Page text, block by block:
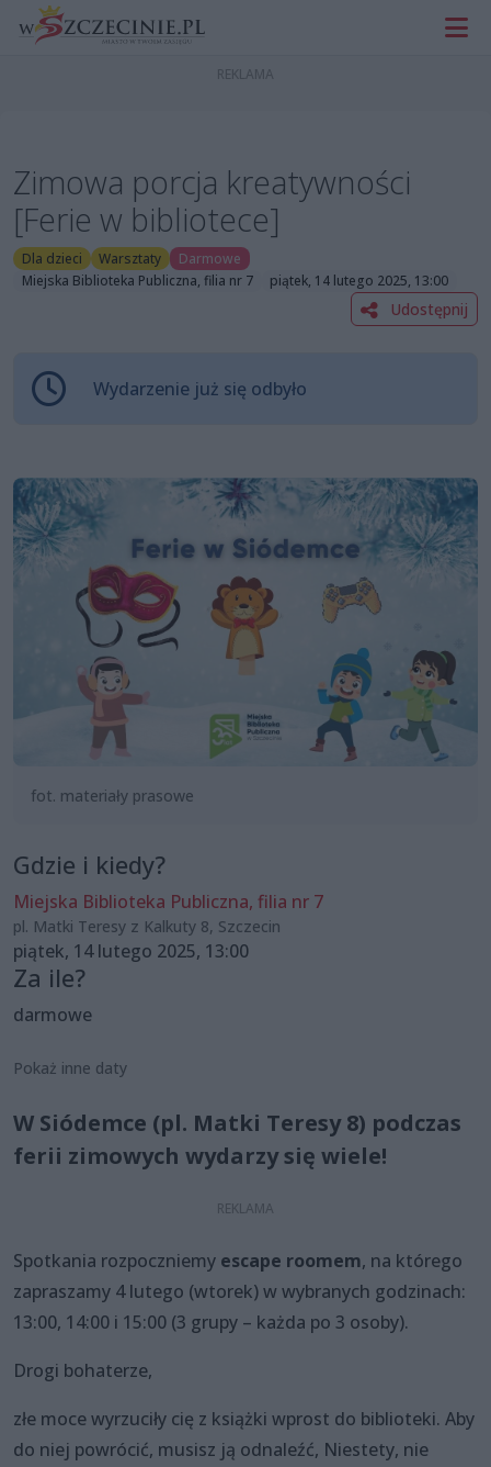
Zimowa porcja kreatywności
[Ferie w bibliotece]
Dla dzieci Warsztaty
Darmowe
Miejska Biblioteka Publiczna, filia nr 7
piątek, 14 lutego 2025, 13:00
Udostępnij
Wydarzenie już się odbyło
fot. materiały prasowe
Gdzie i kiedy?
Miejska Biblioteka Publiczna, filia nr 7
pl. Matki Teresy z Kalkuty 8, Szczecin
piątek, 14 lutego 2025, 13:00
Za ile?
darmowe
Pokaż inne daty
W Siódemce (pl. Matki Teresy 8) podczas
ferii zimowych wydarzy się wiele!
Spotkania rozpoczniemy escape roomem, na którego
zapraszamy 4 lutego (wtorek) w wybranych godzinach:
13:00, 14:00 i 15:00 (3 grupy – każda po 3 osoby).
Drogi bohaterze,
złe moce wyrzuciły cię z książki wprost do biblioteki. Aby
do niej powrócić, musisz ją odnaleźć, Niestety, nie